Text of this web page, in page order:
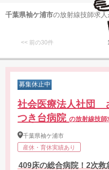
千葉県袖ケ浦市の放射線技師求人
<< 前の30件
募集休止中
社会医療法人社団
つき台病院の放射線技師
千葉県袖ケ浦市
産休・育休実績あり
409床の総合病院！2次救